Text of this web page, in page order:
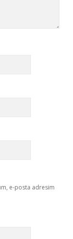
e-posta adresim